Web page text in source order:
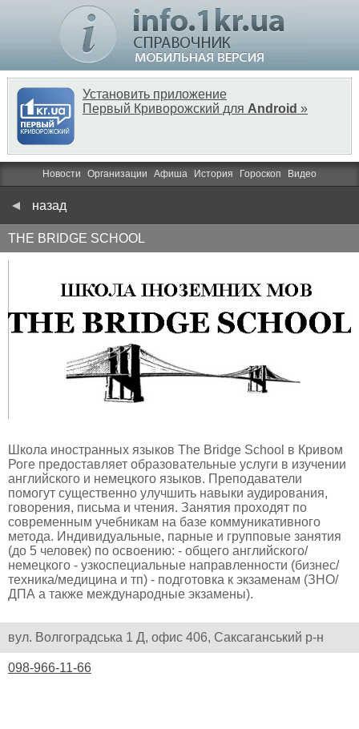
Установить приложение
Первый Криворожский для Android »
Новости Организации Афиша История Гороскоп Видео
назад
THE BRIDGE SCHOOL
Школа иностранных языков The Bridge School в Кривом
Роге предоставляет образовательные услуги в изучении
английского и немецкого языков. Преподаватели
помогут существенно улучшить навыки аудирования,
говорения, письма и чтения. Занятия проходят по
современным учебникам на базе коммуникативного
метода. Индивидуальные, парные и групповые занятия
(до 5 человек) по освоению: - общего английского/
немецкого - узкоспециальные направленности (бизнес/
техника/медицина и тп) - подготовка к экзаменам (ЗНО/
ДПА а также международные экзамены).
вул. Волгоградська 1 Д, офис 406, Саксаганський р-н
098-966-11-66